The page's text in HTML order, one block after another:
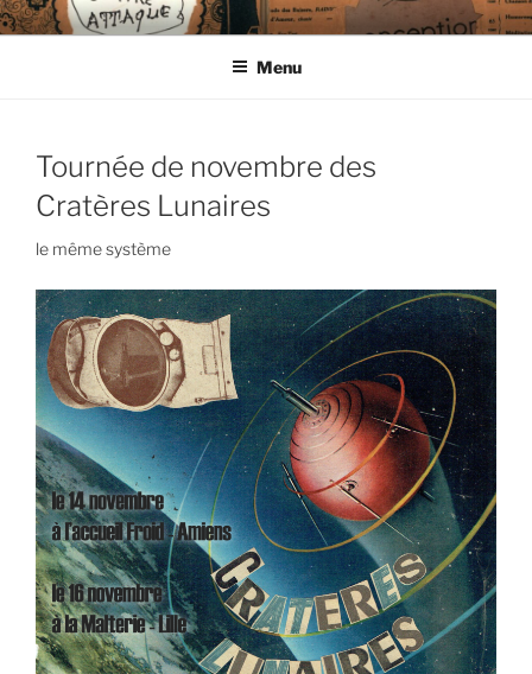
Aller
au
CIE LES ENDIMANCHÉS
Menu
Tournée de novembre des
Cratères Lunaires
le même système